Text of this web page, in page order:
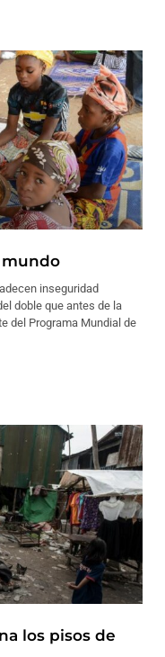
mundo
inseguridad
doble que antes de la
del Programa Mundial de
los pisos de